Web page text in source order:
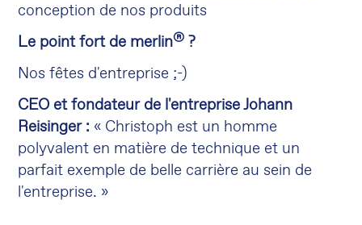
conception de nos produits
Le point fort de merlin® ?
Nos fêtes d'entreprise ;-)
CEO et fondateur de l'entreprise Johann
Reisinger : « Christoph est un homme
polyvalent en matière de technique et un
parfait exemple de belle carrière au sein de
l'entreprise. »